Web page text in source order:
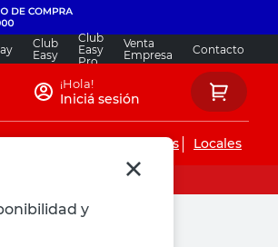
Club
Easy
Club
Easy
Pro
Venta
Empresa
Contacto
y
¡Hola!
Iniciá sesión
Servicios de instalaciones Locales